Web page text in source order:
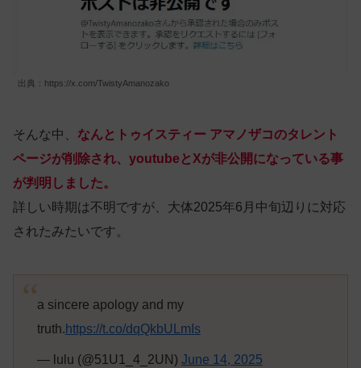
出典：https://x.com/TwistyAmanozako
そんな中、 なんとトゥイスティー アマノザコのタレント
ページが削除され、youtubeとXが非公開になっている事
が判明しました。
詳しい時期は不明ですが、大体2025年6月中旬辺りに対応
されたみたいです。
a sincere apology and my
truth. https://t.co/dqQkbULmIs
— lulu (@51U1_4_2UN) June 14, 2025